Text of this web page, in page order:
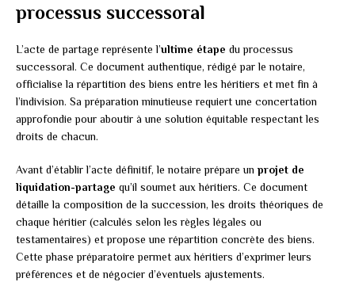
processus successoral
L’acte de partage représente l’ultime étape du processus
successoral. Ce document authentique, rédigé par le notaire,
officialise la répartition des biens entre les héritiers et met fin à
l’indivision. Sa préparation minutieuse requiert une concertation
approfondie pour aboutir à une solution équitable respectant les
droits de chacun.
Avant d’établir l’acte définitif, le notaire prépare un projet de
liquidation-partage qu’il soumet aux héritiers. Ce document
détaille la composition de la succession, les droits théoriques de
chaque héritier (calculés selon les règles légales ou
testamentaires) et propose une répartition concrète des biens.
Cette phase préparatoire permet aux héritiers d’exprimer leurs
préférences et de négocier d’éventuels ajustements.